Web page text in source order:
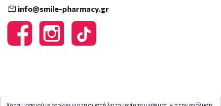
info@smile-pharmacy.gr